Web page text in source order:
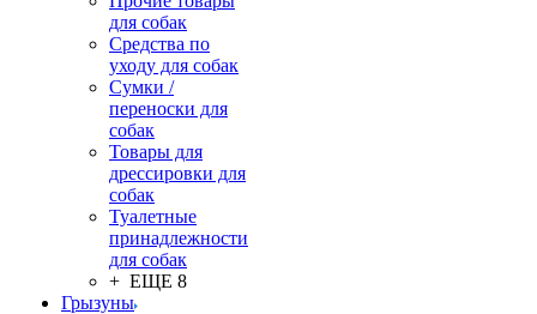
для собак
Средства по
уходу для собак
Сумки /
переноски для
собак
Товары для
дрессировки для
собак
Туалетные
принадлежности
для собак
+ ЕЩЕ 8
Грызуны